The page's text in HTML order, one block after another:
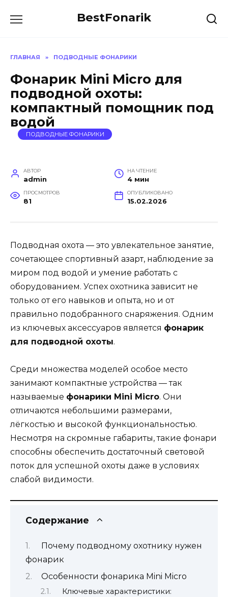
BestFonarik
ГЛАВНАЯ » ПОДВОДНЫЕ ФОНАРИКИ
Фонарик Mini Micro для
подводной охоты:
компактный помощник под
водой
ПОДВОДНЫЕ ФОНАРИКИ
АВТОР
admin
НА ЧТЕНИЕ
4 мин
ПРОСМОТРОВ
81
ОПУБЛИКОВАНО
15.02.2026
Подводная охота — это увлекательное занятие,
сочетающее спортивный азарт, наблюдение за
миром под водой и умение работать с
оборудованием. Успех охотника зависит не
только от его навыков и опыта, но и от
правильно подобранного снаряжения. Одним
из ключевых аксессуаров является фонарик
для подводной охоты.
Среди множества моделей особое место
занимают компактные устройства — так
называемые фонарики Mini Micro. Они
отличаются небольшими размерами,
лёгкостью и высокой функциональностью.
Несмотря на скромные габариты, такие фонари
способны обеспечить достаточный световой
поток для успешной охоты даже в условиях
слабой видимости.
Содержание
Почему подводному охотнику нужен
фонарик
Особенности фонарика Mini Micro
Ключевые характеристики: